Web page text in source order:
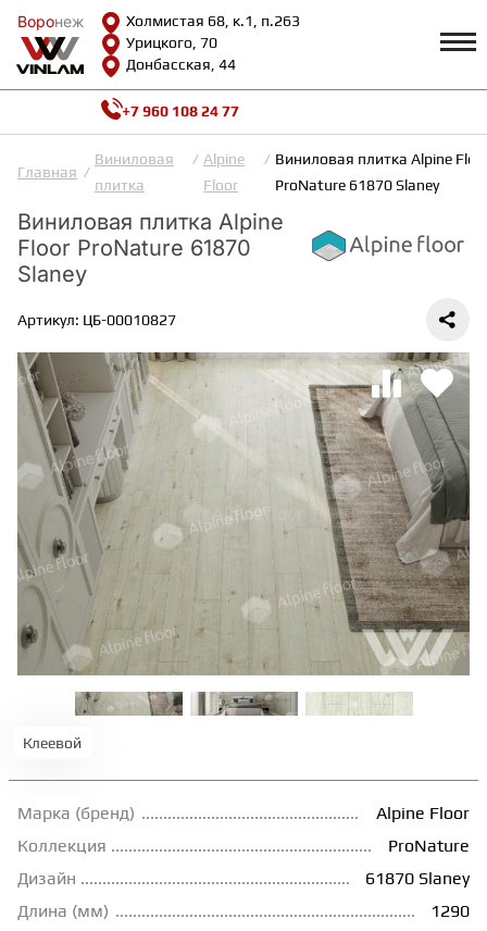
Воронеж
Холмистая 68, к.1, п.263
Урицкого, 70
Донбасская, 44
Воронеж
КАТАЛОГ Профиль
Возврат и гарантии
Сотрудничество
Вопросы и ответы
Видеообзоры
Полезная информация
Как выбрать
Калькулятор
О нас
Контакты
ВИНИЛОВАЯ ПЛИТКА
ИНЖЕНЕРНАЯ ДОСКА
ПАРКЕТНАЯ ДОСКА
ТЕРРАСНАЯ ДОСКА
КОВРОВАЯ ПЛИТКА
МОДУЛЬНЫЕ ПВХ
+7 960 108 24 77
Главная
Виниловая
плитка
Alpine
Floor
Виниловая плитка Alpine
ProNature 61870 Slaney
Виниловая плитка Alpine
Floor ProNature 61870
Slaney
Артикул: ЦБ-00010827
Клеевой
Марка (бренд)
Alpine Floor
Коллекция
ProNature
Дизайн
61870 Slaney
Длина (мм)
1290